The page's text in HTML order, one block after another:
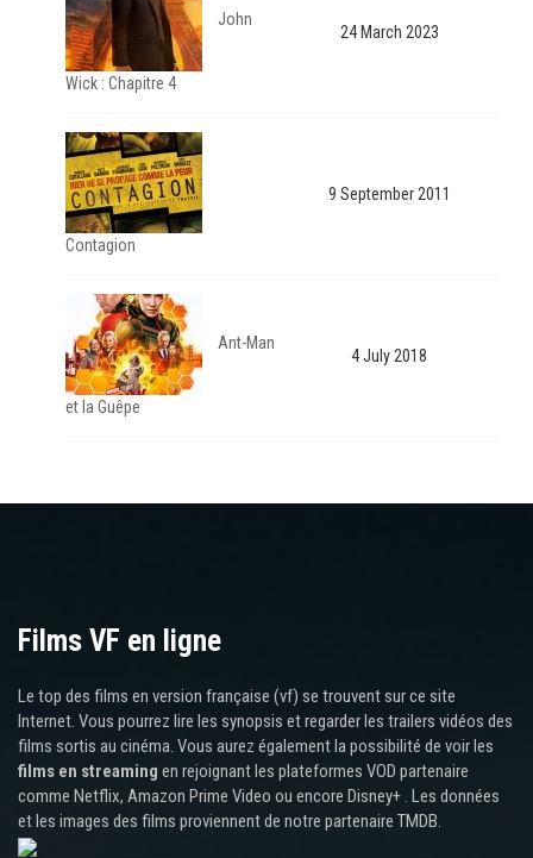
John
Wick : Chapitre 4
24 March 2023
Contagion
9 September 2011
Ant-Man
et la Guêpe
4 July 2018
Films VF en ligne
Le top des films en version française (vf) se trouvent sur ce site
Internet. Vous pourrez lire les synopsis et regarder les trailers vidéos des
films sortis au cinéma. Vous aurez également la possibilité de voir les
films en streaming en rejoignant les plateformes VOD partenaire
comme Netflix, Amazon Prime Video ou encore Disney+ . Les données
et les images des films proviennent de notre partenaire TMDB.